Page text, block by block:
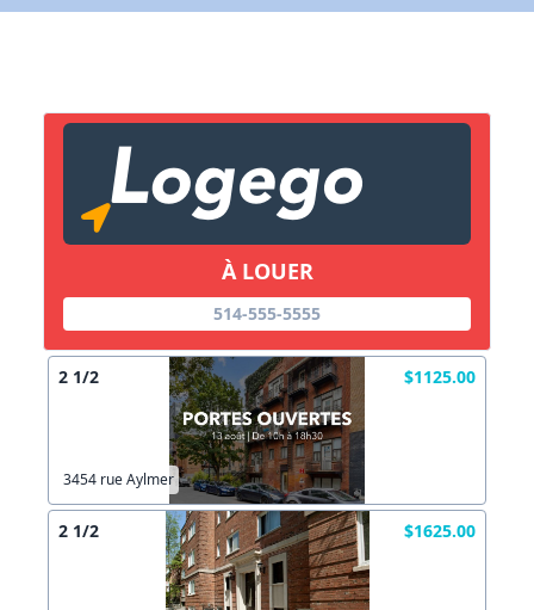
À LOUER
514-555-5555
2 1/2 $1125.00
3454 rue Aylmer
2 1/2 $1625.00
Lien vers inscription (sera inclus dans courriel)
Copier lien
X Fermer
X Fermer